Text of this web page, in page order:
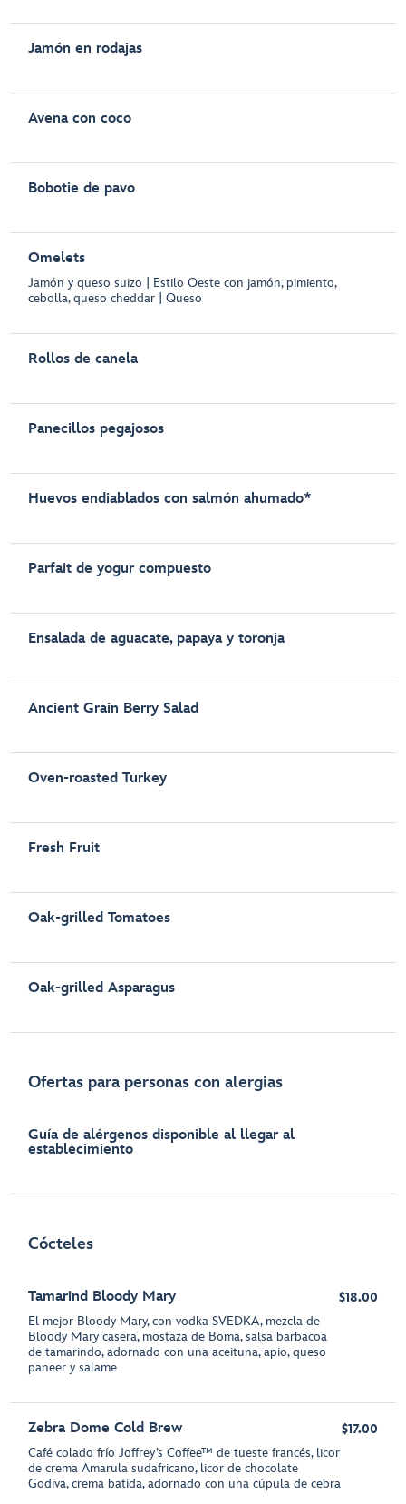
Jamón en rodajas
Avena con coco
Bobotie de pavo
Omelets
Jamón y queso suizo | Estilo Oeste con jamón, pimiento,
cebolla, queso cheddar | Queso
Rollos de canela
Panecillos pegajosos
Huevos endiablados con salmón ahumado*
Parfait de yogur compuesto
Ensalada de aguacate, papaya y toronja
Ancient Grain Berry Salad
Oven-roasted Turkey
Fresh Fruit
Oak-grilled Tomatoes
Oak-grilled Asparagus
Ofertas para personas con alergias
Guía de alérgenos disponible al llegar al
establecimiento
Cócteles
Tamarind Bloody Mary
El mejor Bloody Mary, con vodka SVEDKA, mezcla de
Bloody Mary casera, mostaza de Boma, salsa barbacoa
de tamarindo, adornado con una aceituna, apio, queso
paneer y salame
$18.00
Zebra Dome Cold Brew
Café colado frío Joffrey’s Coffee™ de tueste francés, licor
de crema Amarula sudafricano, licor de chocolate
Godiva, crema batida, adornado con una cúpula de cebra
$17.00